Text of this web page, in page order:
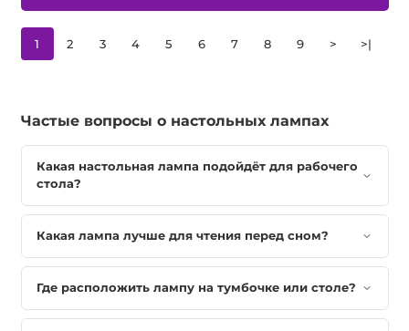
1 2 3 4 5 6 7 8 9 > >|
Частые вопросы о настольных лампах
Какая настольная лампа подойдёт для рабочего
стола?
Какая лампа лучше для чтения перед сном?
Где расположить лампу на тумбочке или столе?